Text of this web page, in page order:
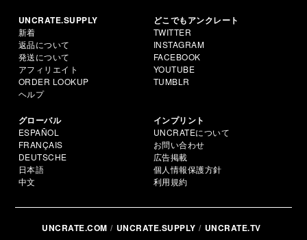
UNCRATE.SUPPLY
新着
返品について
発送について
アフィリエイト
ORDER LOOKUP
ヘルプ
どこでもアンクレート
TWITTER
INSTAGRAM
FACEBOOK
YOUTUBE
TUMBLR
グローバル
ESPAÑOL
FRANÇAIS
DEUTSCHE
日本語
中文
インプリント
UNCRATEについて
お問い合わせ
広告掲載
個人情報保護方針
利用規約
UNCRATE.COM UNCRATE.SUPPLY UNCRATE.TV